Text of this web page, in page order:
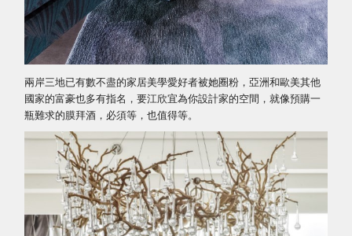
兩岸三地已有數不盡的家居美學愛好者被她圈粉，亞洲和歐美其他
國家的富豪也多有指名，要江欣宜為你設計家的空間，就像預購一
瓶難求的膜拜酒，必須等，也值得等。